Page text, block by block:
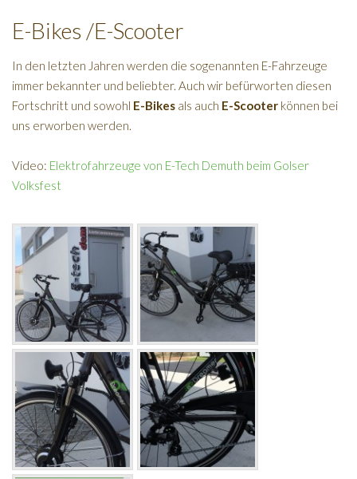
E-Bikes /E-Scooter
In den letzten Jahren werden die sogenannten E-Fahrzeuge
immer bekannter und beliebter. Auch wir befürworten diesen
Fortschritt und sowohl E-Bikes als auch E-Scooter können bei
uns erworben werden.
Video: Elektrofahrzeuge von E-Tech Demuth beim Golser
Volksfest